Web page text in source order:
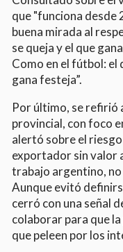
que "funciona desde
buena mirada al
se queja y el que
Como en el fútbol: el
gana festeja”.
Por último, se refirió
provincial, con foco
alertó sobre el
exportador sin valor
trabajo argentino, no
Aunque evitó
cerró con una señal
colaborar para que
que peleen por los